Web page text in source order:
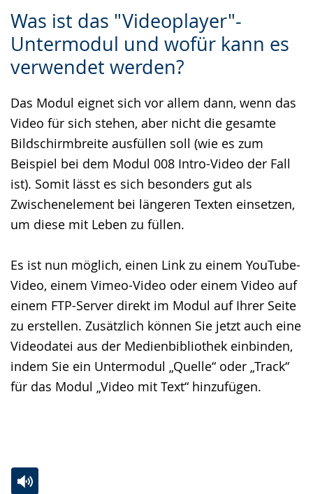
Was ist das "Videoplayer"-
Untermodul und wofür kann es
verwendet werden?
Das Modul eignet sich vor allem dann, wenn das
Video für sich stehen, aber nicht die gesamte
Bildschirmbreite ausfüllen soll (wie es zum
Beispiel bei dem Modul 008 Intro-Video der Fall
ist). Somit lässt es sich besonders gut als
Zwischenelement bei längeren Texten einsetzen,
um diese mit Leben zu füllen.
Es ist nun möglich, einen Link zu einem YouTube-
Video, einem Vimeo-Video oder einem Video auf
einem FTP-Server direkt im Modul auf Ihrer Seite
zu erstellen. Zusätzlich können Sie jetzt auch eine
Videodatei aus der Medienbibliothek einbinden,
indem Sie ein Untermodul „Quelle“ oder „Track“
für das Modul „Video mit Text“ hinzufügen.
Leichten
Sprache
wechseln.
Audio-
Unterstützung.
Video
in
Deutscher
wird
angezeigt.